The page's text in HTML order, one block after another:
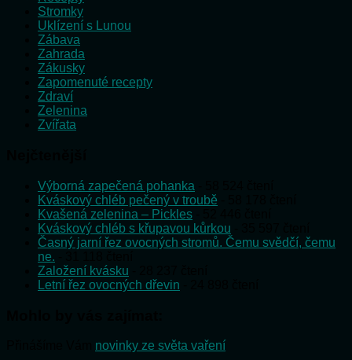
Stromky
Uklízení s Lunou
Zábava
Zahrada
Zákusky
Zapomenuté recepty
Zdraví
Zelenina
Zvířata
Výborná zapečená pohanka
Kváskový chléb pečený v troubě
Kvašená zelenina – Pickles
Kváskový chléb s křupavou kůrkou
Časný jarní řez ovocných stromů. Čemu svědčí, čemu
ne.
Založení kvásku
Letní řez ovocných dřevin
novinky ze světa vaření